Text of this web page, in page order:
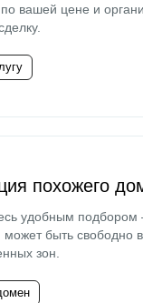
вашей цене и
похожего
удобным
быть свободно
зон.